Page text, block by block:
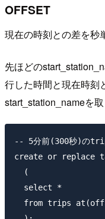
OFFSET
現在の時刻との差を秒
先ほどの
行した時間と現在時刻
start_station_nameを取
-- 5分前(300秒)の
create or replace
  (
  select *
from trips